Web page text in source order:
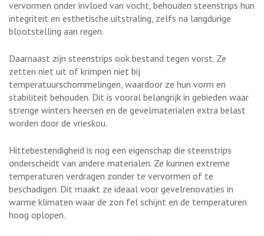
vervormen onder invloed van vocht, behouden steenstrips hun
integriteit en esthetische uitstraling, zelfs na langdurige
blootstelling aan regen.
Daarnaast zijn steenstrips ook bestand tegen vorst. Ze
zetten niet uit of krimpen niet bij
temperatuurschommelingen, waardoor ze hun vorm en
stabiliteit behouden. Dit is vooral belangrijk in gebieden waar
strenge winters heersen en de gevelmaterialen extra belast
worden door de vrieskou.
Hittebestendigheid is nog een eigenschap die steenstrips
onderscheidt van andere materialen. Ze kunnen extreme
temperaturen verdragen zonder te vervormen of te
beschadigen. Dit maakt ze ideaal voor gevelrenovaties in
warme klimaten waar de zon fel schijnt en de temperaturen
hoog oplopen.